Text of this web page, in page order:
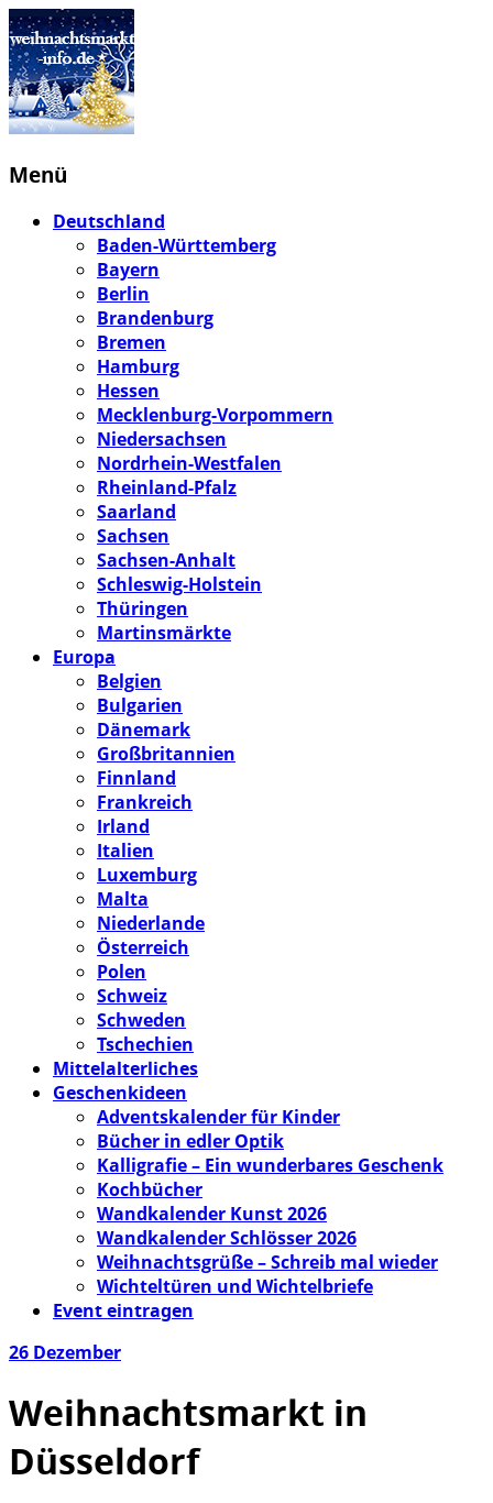
Menü
Deutschland
Baden-Württemberg
Bayern
Berlin
Brandenburg
Bremen
Hamburg
Hessen
Mecklenburg-Vorpommern
Niedersachsen
Nordrhein-Westfalen
Rheinland-Pfalz
Saarland
Sachsen
Sachsen-Anhalt
Schleswig-Holstein
Thüringen
Martinsmärkte
Europa
Belgien
Bulgarien
Dänemark
Großbritannien
Finnland
Frankreich
Irland
Italien
Luxemburg
Malta
Niederlande
Österreich
Polen
Schweiz
Schweden
Tschechien
Mittelalterliches
Geschenkideen
Adventskalender für Kinder
Bücher in edler Optik
Kalligrafie – Ein wunderbares Geschenk
Kochbücher
Wandkalender Kunst 2026
Wandkalender Schlösser 2026
Weihnachtsgrüße – Schreib mal wieder
Wichteltüren und Wichtelbriefe
Event eintragen
26 Dezember
Weihnachtsmarkt in
Düsseldorf